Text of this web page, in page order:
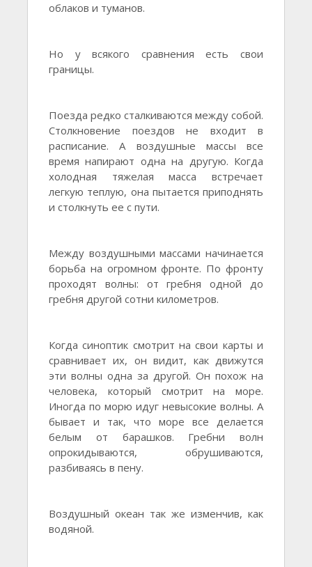
облаков и туманов.
Но у всякого сравнения есть свои
границы.
Поезда редко сталкиваются между собой.
Столкновение поездов не входит в
расписание. А воздушные массы все
время напирают одна на другую. Когда
холодная тяжелая масса встречает
легкую теплую, она пытается приподнять
и столкнуть ее с пути.
Между воздушными массами начинается
борьба на огромном фронте. По фронту
проходят волны: от гребня одной до
гребня другой сотни километров.
Когда синоптик смотрит на свои карты и
сравнивает их, он видит, как движутся
эти волны одна за другой. Он похож на
человека, который смотрит на море.
Иногда по морю идуг невысокие волны. А
бывает и так, что море все делается
белым от барашков. Гребни волн
опрокидываются, обрушиваются,
разбиваясь в пену.
Воздушный океан так же изменчив, как
водяной.